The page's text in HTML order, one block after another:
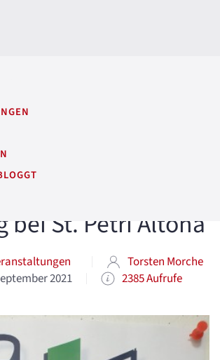
bei St. Petri Altona
Torsten Morche
2021
2385 Aufrufe